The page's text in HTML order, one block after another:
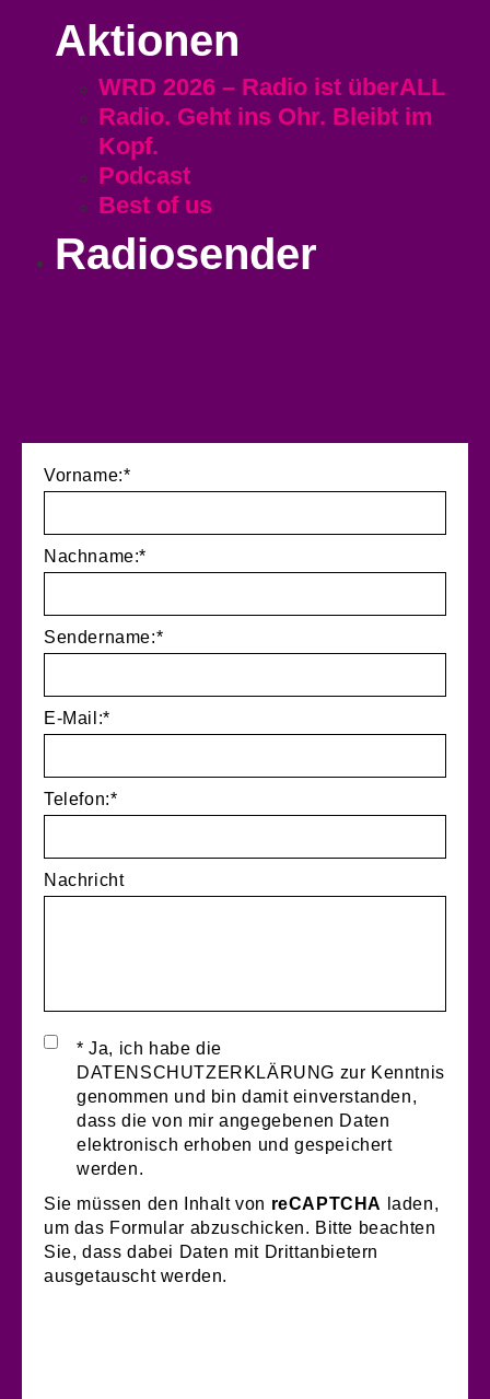
Aktionen
WRD 2026 – Radio ist überALL
Radio. Geht ins Ohr. Bleibt im
Kopf.
Podcast
Best of us
Radiosender
Vorname:*
Nachname:*
Sendername:*
E-Mail:*
Telefon:*
Nachricht
* Ja, ich habe die
DATENSCHUTZERKLÄRUNG zur Kenntnis
genommen und bin damit einverstanden,
dass die von mir angegebenen Daten
elektronisch erhoben und gespeichert
werden.
Sie müssen den Inhalt von reCAPTCHA
laden,
um das Formular abzuschicken. Bitte beachten
Sie, dass dabei Daten mit Drittanbietern
ausgetauscht werden.